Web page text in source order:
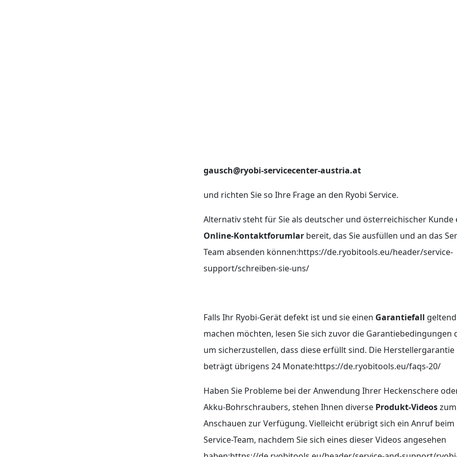
gausch@ryobi-servicecenter-austria.at
und richten Sie so Ihre Frage an den Ryobi Service.
Alternativ steht für Sie als deutscher und österreichischer Kunde
Online-Kontaktforumlar bereit, das Sie ausfüllen und an das
Team absenden können:https://de.ryobitools.eu/header/service-
support/schreiben-sie-uns/
Falls Ihr Ryobi-Gerät defekt ist und sie einen Garantiefall geltend
machen möchten, lesen Sie sich zuvor die Garantiebedingungen
um sicherzustellen, dass diese erfüllt sind. Die Herstellergarantie
beträgt übrigens 24 Monate:https://de.ryobitools.eu/faqs-20/
Haben Sie Probleme bei der Anwendung Ihrer Heckenschere
Akku-Bohrschraubers, stehen Ihnen diverse Produkt-Videoszum
Anschauen zur Verfügung. Vielleicht erübrigt sich ein Anruf beim
Service-Team, nachdem Sie sich eines dieser Videos angesehen